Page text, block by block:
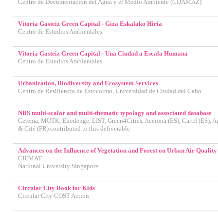
Centro de Documentación del Agua y el Medio Ambiente (CDAMAZ)
Vitoria Gasteiz Green Capital - Giza Eskalako Hiria
Centro de Estudios Ambientales
Vitoria Gasteiz Green Capital - Una Ciudad a Escala Humana
Centro de Estudios Ambientales
Urbanization, Biodiversity and Ecosystem Services
Centro de Resiliencia de Estocolmo, Universidad de Ciudad del Cabo
NBS multi-scalar and multi-thematic typology and associated database
Cerema, MUTK, Ekodenge, LIST, Green4Cities, Acciona (ES), Cartif (ES),
& Cité (FR) contributed to this deliverable
Advances on the Influence of Vegetation and Forest on Urban Air
CIEMAT
National University Singapore
Circular City Book for Kids
Circular City COST Action